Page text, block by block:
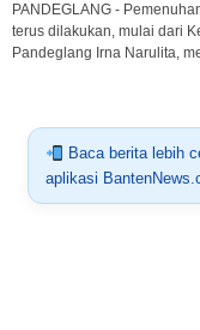
PANDEGLANG -
terus dilakukan, mulai dari
Pandeglang Irna Narulita,
Baca berita lebih
aplikasi